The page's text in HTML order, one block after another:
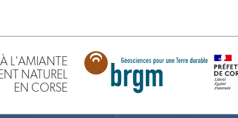
L'AMIANTE
NATUREL
EN CORSE